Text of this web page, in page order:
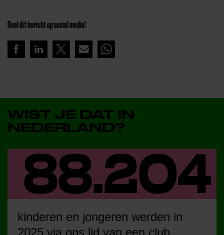
Deel dit bericht op social media!
WIST JE DAT IN
NEDERLAND?
kinderen en jongeren werden in